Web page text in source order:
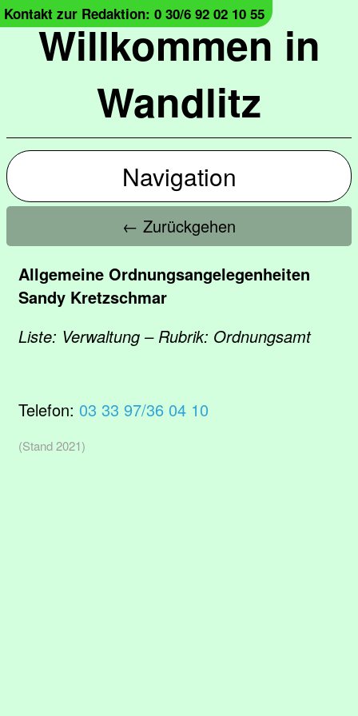
Willkommen in
Wandlitz
Kontakt zur Redaktion: 0 30/6 92 02 10 55
Navigation
← Zurückgehen
Allgemeine Ordnungsangelegenheiten
Sandy Kretzschmar
Liste: Verwaltung – Rubrik: Ordnungsamt
Telefon: 03 33 97/36 04 10
(Stand 2021)